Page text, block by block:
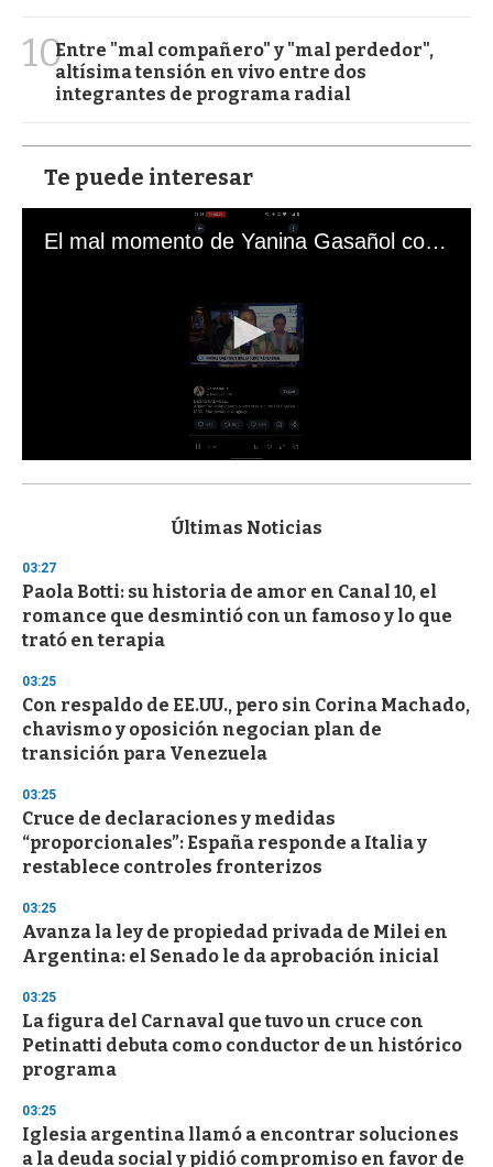
10Entre "mal compañero" y "mal perdedor",
altísima tensión en vivo entre dos
integrantes de programa radial
Te puede interesar
El mal momento de Yanina Gasañol con un hincha argentino en "Subrayado"
s
d
s
o
f
3
s
e
c
o
n
Últimas Noticias
03:27
Paola Botti: su historia de amor en Canal 10, el
romance que desmintió con un famoso y lo que
trató en terapia
03:25
Con respaldo de EE.UU., pero sin Corina Machado,
chavismo y oposición negocian plan de
transición para Venezuela
03:25
Cruce de declaraciones y medidas
“proporcionales”: España responde a Italia y
restablece controles fronterizos
03:25
Avanza la ley de propiedad privada de Milei en
Argentina: el Senado le da aprobación inicial
03:25
La figura del Carnaval que tuvo un cruce con
Petinatti debuta como conductor de un histórico
programa
03:25
Iglesia argentina llamó a encontrar soluciones
a la deuda social y pidió compromiso en favor de